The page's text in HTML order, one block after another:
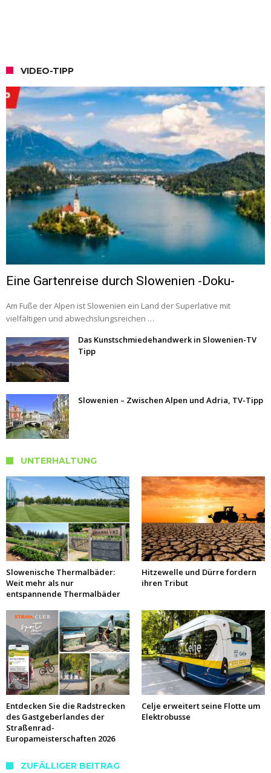
VIDEO-TIPP
Eine Gartenreise durch Slowenien -Doku-
Am Fuße der Alpen ist Slowenien ein Land der Superlative mit
vielfältigen und abwechslungsreichen …
Das Kunstschmiedehandwerk in Slowenien-TV
Tipp
Slowenien – Zwischen Alpen und Adria, TV-Tipp
UNTERHALTUNG
Slowenische Thermalbäder:
Weit mehr als nur
entspannende Thermalbäder
Hitzewelle und Dürre fordern
ihren Tribut
Entdecken Sie die Radstrecken
des Gastgeberlandes der
Straßenrad-
Europameisterschaften 2026
Celje erweitert seine Flotte um
Elektrobusse
ZUFÄLLIGER BEITRAG